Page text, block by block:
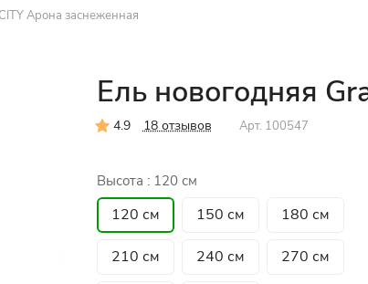
Арона заснеженная
Ель новогодняя
4.9 18 отзывов Арт. 100547
Высота : 120 см
120 см 150 см 180 см
210 см 240 см 270 см